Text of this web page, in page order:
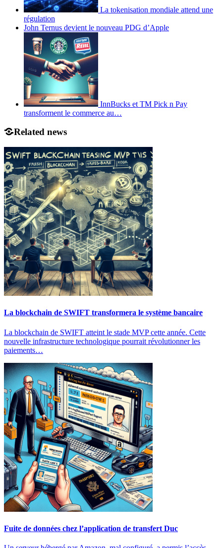
La tokenisation mondiale attend une
régulation
John Ternus devient le nouveau PDG d’Apple
InnBucks et TM Pick n Pay
transforment le commerce au…
Related news
La blockchain de SWIFT transformera le système bancaire
La blockchain de SWIFT atteint le stade MVP cette année. Cette
nouvelle infrastructure technologique pourrait révolutionner les
paiements…
Fuite de données chez l’application de transfert Duc